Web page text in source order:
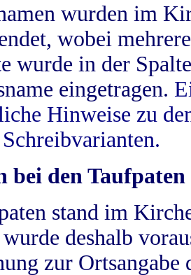
wurden im
wobei
wurde in der
eingetragen.
Hinweise zu
bei den Taufpaten
stand im
deshalb
zur